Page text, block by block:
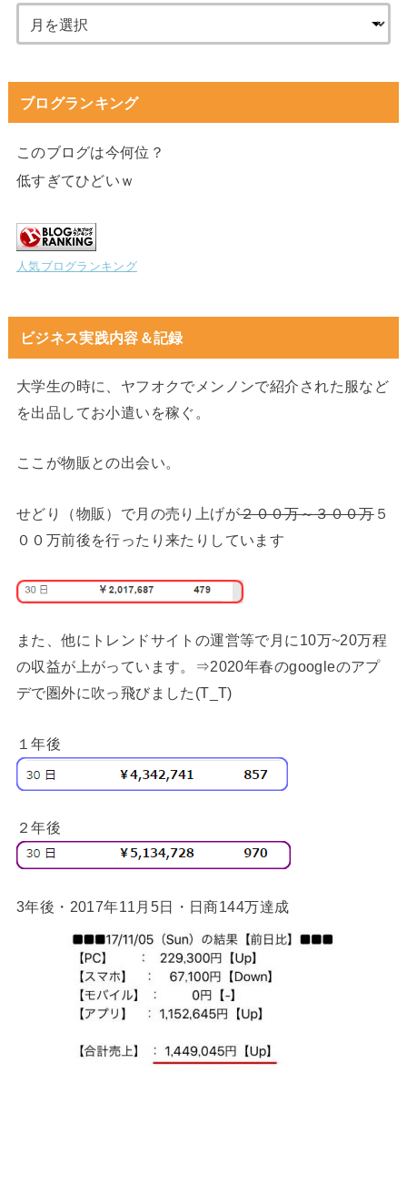
ブログランキング
このブログは今何位？
低すぎてひどいｗ
人気ブログランキング
ビジネス実践内容＆記録
大学生の時に、ヤフオクでメンノンで紹介された服など
を出品してお小遣いを稼ぐ。
ここが物販との出会い。
せどり（物販）で月の売り上げが２００万～３００万５
００万前後を行ったり来たりしています
また、他にトレンドサイトの運営等で月に10万~20万程
の収益が上がっています。⇒2020年春のgoogleのアプ
デで圏外に吹っ飛びました(T_T)
１年後
２年後
3年後・2017年11月5日・日商144万達成